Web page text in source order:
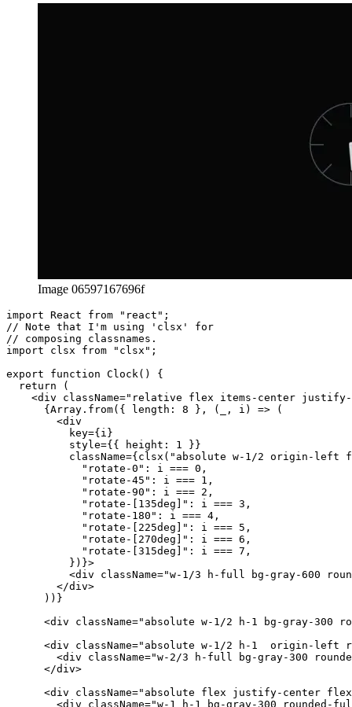
Image 06597167696f
import React from "react";
// Note that I'm using 'clsx' for
// composing classnames.
import clsx from "clsx";
export function Clock() {
<div className="relative flex items-center
      {Array.from({ length: 8 }, (_, i) => (
          key={i}
          style={{ height: 1 }}
className={clsx("absolute w-1/2 origin-left
            "rotate-0": i === 0,
            "rotate-45": i === 1,
            "rotate-90": i === 2,
            "rotate-[135deg]": i === 3,
            "rotate-180": i === 4,
            "rotate-[225deg]": i === 5,
            "rotate-[270deg]": i === 6,
            "rotate-[315deg]": i === 7,
          })}>
<div className="w-1/3 h-full bg-gray-600
        </div>
      ))}
<div className="absolute w-1/2 h-1 bg-gray-300